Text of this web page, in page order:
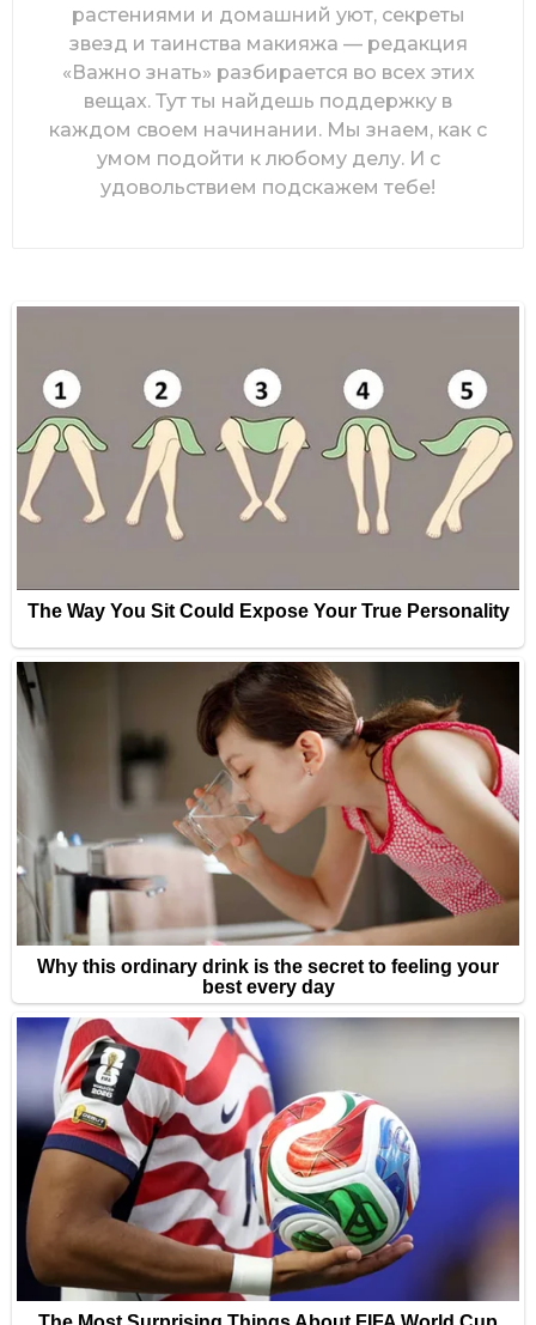
растениями и домашний уют, секреты
звезд и таинства макияжа — редакция
«Важно знать» разбирается во всех этих
вещах. Тут ты найдешь поддержку в
каждом своем начинании. Мы знаем, как с
умом подойти к любому делу. И с
удовольствием подскажем тебе!